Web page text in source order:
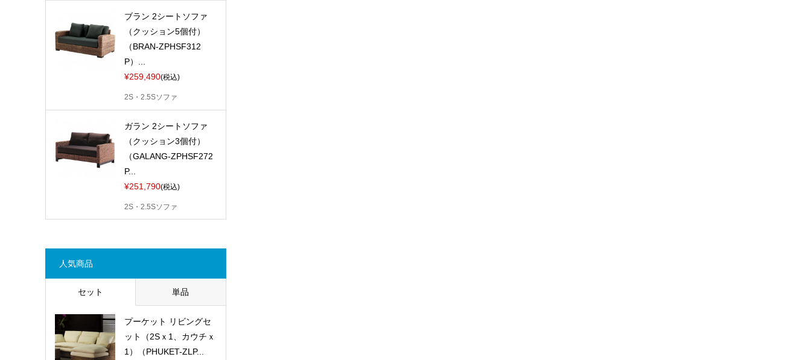
ブラン 2シートソファ
（クッション5個付）
（BRAN-ZPHSF312
P）...
¥259,490(税込)
2S・2.5Sソファ
ガラン 2シートソファ
（クッション3個付）
（GALANG-ZPHSF272
P...
¥251,790(税込)
2S・2.5Sソファ
人気商品
セット 単品
プーケット リビングセ
ット（2Sｘ1、カウチｘ
1）（PHUKET-ZLP...